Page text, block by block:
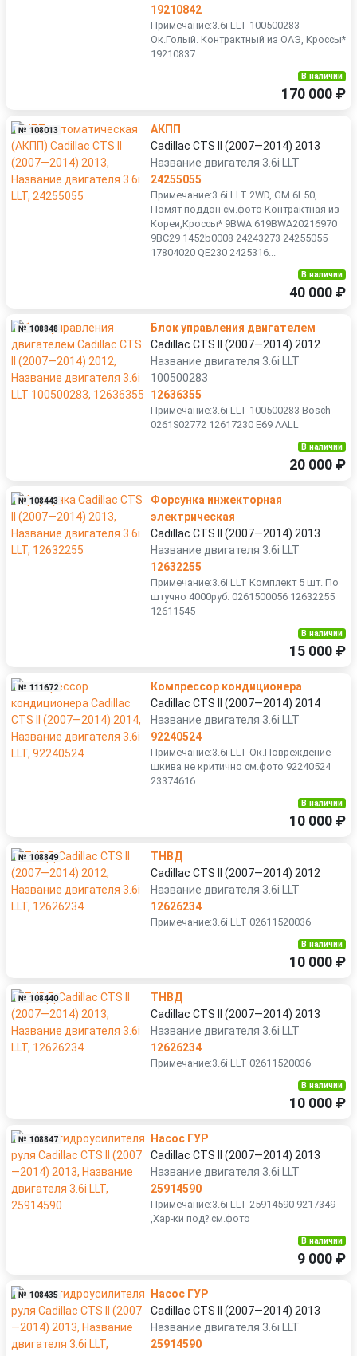
19210842
Примечание:3.6i LLT 100500283
Ок.Голый. Контрактный из ОАЭ, Кроссы*
19210837
В наличии
170 000 ₽
№ 108013
АКПП
Cadillac CTS II (2007—2014) 2013
Название двигателя 3.6i LLT
24255055
Примечание:3.6i LLT 2WD, GM 6L50,
Помят поддон см.фото Контрактная из
Кореи,Кроссы* 9BWA 619BWA20216970
9BC29 1452b0008 24243273 24255055
17804020 QE230 2425316...
В наличии
40 000 ₽
№ 108848
Блок управления двигателем
Cadillac CTS II (2007—2014) 2012
Название двигателя 3.6i LLT
100500283
12636355
Примечание:3.6i LLT 100500283 Bosch
0261S02772 12617230 E69 AALL
В наличии
20 000 ₽
№ 108443
Форсунка инжекторная
электрическая
Cadillac CTS II (2007—2014) 2013
Название двигателя 3.6i LLT
12632255
Примечание:3.6i LLT Комплект 5 шт. По
штучно 4000руб. 0261500056 12632255
12611545
В наличии
15 000 ₽
№ 111672
Компрессор кондиционера
Cadillac CTS II (2007—2014) 2014
Название двигателя 3.6i LLT
92240524
Примечание:3.6i LLT Ок.Повреждение
шкива не критично см.фото 92240524
23374616
В наличии
10 000 ₽
№ 108849
ТНВД
Cadillac CTS II (2007—2014) 2012
Название двигателя 3.6i LLT
12626234
Примечание:3.6i LLT 02611520036
В наличии
10 000 ₽
№ 108440
ТНВД
Cadillac CTS II (2007—2014) 2013
Название двигателя 3.6i LLT
12626234
Примечание:3.6i LLT 02611520036
В наличии
10 000 ₽
№ 108847
Насос ГУР
Cadillac CTS II (2007—2014) 2013
Название двигателя 3.6i LLT
25914590
Примечание:3.6i LLT 25914590 9217349
,Хар-ки под? см.фото
В наличии
9 000 ₽
№ 108435
Насос ГУР
Cadillac CTS II (2007—2014) 2013
Название двигателя 3.6i LLT
25914590